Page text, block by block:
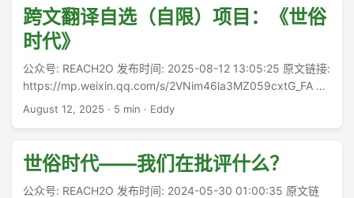
入手做读书会的原因。世俗时代——我们在批评什么？ ...
跨文翻译自选（自限）项目：《世俗
时代》
公众号: REACH2O 发布时间: 2025-08-12 13:05:25 原文链接:
https://mp.weixin.qq.com/s/2VNim46la3MZ059cxtG_FA 借
用老徐对“新书速递 | 康托洛维茨《弗里德里希二世》”的一句朋
记系列之一。康老师当时很年轻，属于格奥尔格圈子，受托写
了这本书。后来因为没有资料引用受专业史家质疑，康老师拿
出一本纯注释的补卷，成了一个传奇。但是康老师晚年的时
August 12, 2025 · 5 min · Eddy
世俗时代——我们在批评什么？
公众号: REACH2O 发布时间: 2024-05-30 01:00:35 原文链